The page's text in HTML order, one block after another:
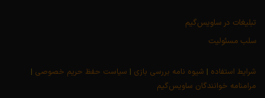
تبلیغات در ساویس‌گیم
سلب مسئولیت
شرایط استفاده | شیوه نامه بررسی بازی | سیاست حفظ حریم خصوصی |
مرامنامه خوانندگان ساویس‌گیم